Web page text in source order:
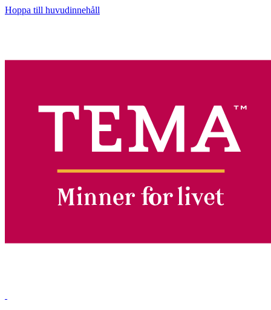
Hoppa till huvudinnehåll